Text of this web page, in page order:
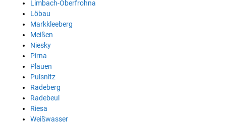
Limbach-Oberfrohna
Löbau
Markkleeberg
Meißen
Niesky
Pirna
Plauen
Pulsnitz
Radeberg
Radebeul
Riesa
Weißwasser